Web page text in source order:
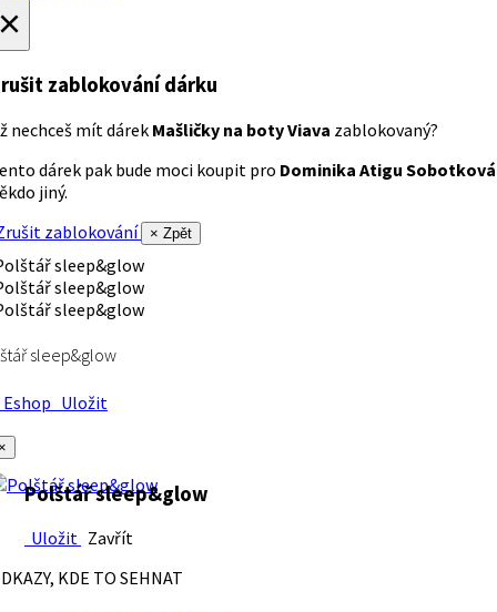
zablokování dárku
nechceš mít dárek Mašličky na boty Viava zablokovaný?
dárek pak bude moci koupit pro Dominika Atigu Sobotková
jiný.
zablokování
× Zpět
sleep&glow
Uložit
Polštář sleep&glow
Uložit Zavřít
KDE TO SEHNAT